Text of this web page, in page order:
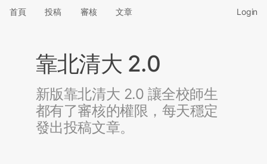
首頁 投稿 審核 文章 Login
靠北清大 2.0
新版靠北清大 2.0 讓全校師生
都有了審核的權限，每天穩定
發出投稿文章。